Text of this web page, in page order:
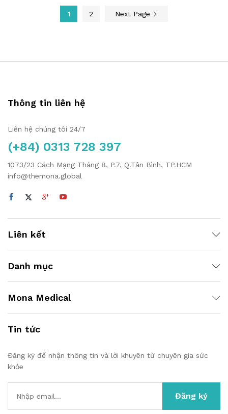
1 2 Next Page
Thông tin liên hệ
Liên hệ chúng tôi 24/7
(+84) 0313 728 397
1073/23 Cách Mạng Tháng 8, P.7, Q.Tân Bình, TP.HCM
info@themona.global
Liên kết
Danh mục
Mona Medical
Tin tức
Đăng ký để nhận thông tin và lời khuyên từ chuyên gia sức
khỏe